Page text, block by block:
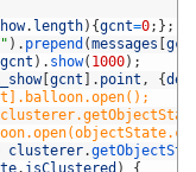
. length) {gcnt=0; } ;
) . prepend (messages [
gcnt ) . show( 1000) ;
[gcnt ] . point , {
clusterer.
. isClustered )
{